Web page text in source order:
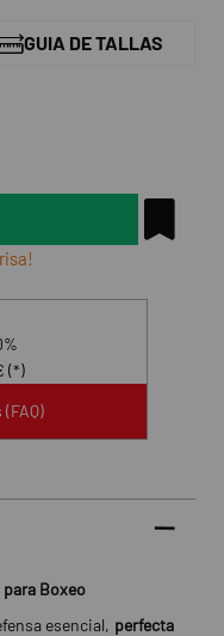
GUIA DE TALLAS
(*)
Boxeo
esencial, perfecta